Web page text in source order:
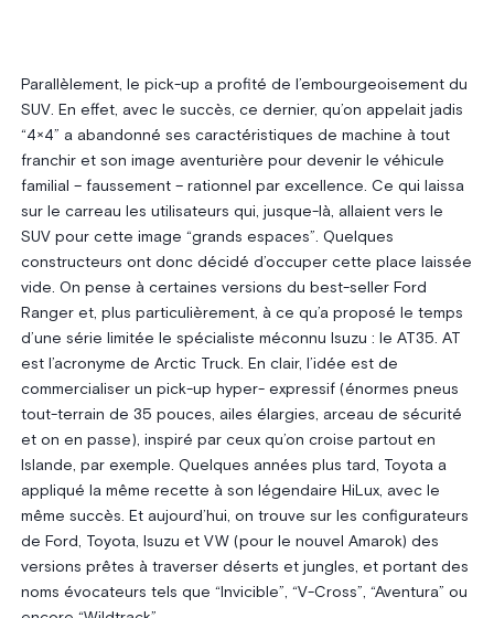
Parallèlement, le pick-up a profité de l’embourgeoisement du
SUV. En effet, avec le succès, ce dernier, qu’on appelait jadis
“4×4” a abandonné ses caractéristiques de machine à tout
franchir et son image aventurière pour devenir le véhicule
familial – faussement – rationnel par excellence. Ce qui laissa
sur le carreau les utilisateurs qui, jusque-là, allaient vers le
SUV pour cette image “grands espaces”. Quelques
constructeurs ont donc décidé d’occuper cette place laissée
vide. On pense à certaines versions du best-seller Ford
Ranger et, plus particulièrement, à ce qu’a proposé le temps
d’une série limitée le spécialiste méconnu Isuzu : le AT35. AT
est l’acronyme de Arctic Truck. En clair, l’idée est de
commercialiser un pick-up hyper- expressif (énormes pneus
tout-terrain de 35 pouces, ailes élargies, arceau de sécurité
et on en passe), inspiré par ceux qu’on croise partout en
Islande, par exemple. Quelques années plus tard, Toyota a
appliqué la même recette à son légendaire HiLux, avec le
même succès. Et aujourd’hui, on trouve sur les configurateurs
de Ford, Toyota, Isuzu et VW (pour le nouvel Amarok) des
versions prêtes à traverser déserts et jungles, et portant des
noms évocateurs tels que “Invicible”, “V-Cross”, “Aventura” ou